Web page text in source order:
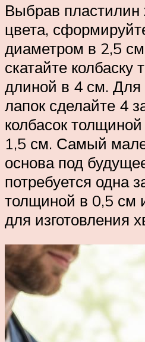
Выбрав пластилин
цвета,
диаметром в 2,5
скатайте
длиной в 4 см. Для
лапок сделайте 4
колбасок
1,5 см. Самый
основа под
потребуется одна
толщиной в 0,5 см
для изготовления